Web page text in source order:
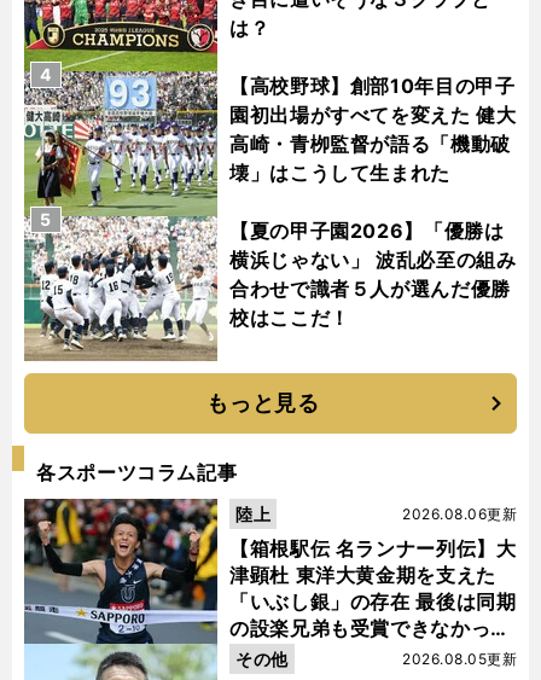
は？
【高校野球】創部10年目の甲子
園初出場がすべてを変えた 健大
高崎・青栁監督が語る「機動破
壊」はこうして生まれた
4
【夏の甲子園2026】「優勝は
横浜じゃない」 波乱必至の組み
合わせで識者５人が選んだ優勝
校はここだ！
5
もっと見る
各スポーツコラム記事
【箱根駅伝 名ランナー列伝】大
津顕杜 東洋大黄金期を支えた
「いぶし銀」の存在 最後は同期
の設楽兄弟も受賞できなかった
金栗杯に輝く
2026.08.06更新
陸上
2026.08.05更新
その他